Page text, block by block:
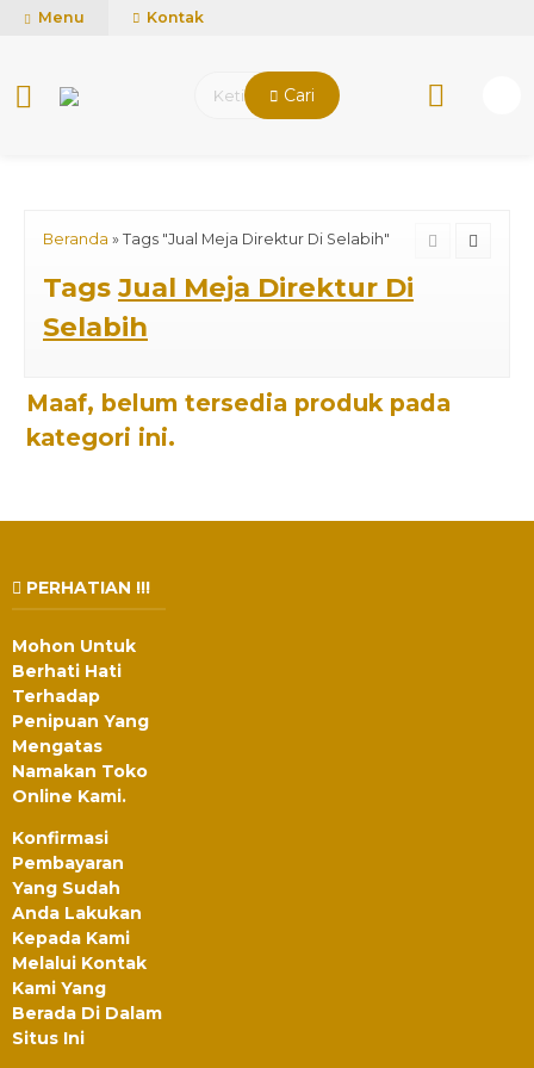
mUCn7CwGawCVTvwq7a99f4AgACOVgZvYEW65FFSDBf0
Menu Kontak
Cari
Beranda » Tags "Jual Meja Direktur Di Selabih"
Tags Jual Meja Direktur Di
Selabih
Maaf, belum tersedia produk pada
kategori ini.
PERHATIAN !!!
Mohon Untuk
Berhati Hati
Terhadap
Penipuan Yang
Mengatas
Namakan Toko
Online Kami.
Konfirmasi
Pembayaran
Yang Sudah
Anda Lakukan
Kepada Kami
Melalui Kontak
Kami Yang
Berada Di Dalam
Situs Ini